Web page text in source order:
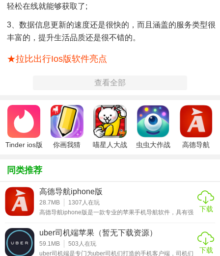
轻松在线就能够获取了;
3、数据信息更新的速度还是很快的，而且涵盖的服务类型很
丰富的，提升生活品质还是很不错的。
★拉比出行ios版软件亮点
1、让大家准确了解最新数据，给用户生活带来更多便利;
变出行计划;
3、有很多信息可以自由查看。一定有你想知道的数据，随时
可以线上查询。
轻松了解;
2、使用起来非常的方便，所有信息都直接呈现给每个用户并
3、用户可以在手机上获取最新的生活数据，让您更好地出
查看全部
Tinder ios版
你画我猜
喵星人大战
虫虫大作战
高德导航
同类推荐
高德导航iphone版
28.7MB 1307 人在玩
高德导航iphone版是一款专业的苹果手机导航软件，具有强
用扁平化设计，更适合开车时候的导航操作习惯。高德导航
iphone版支持精准化搜索，在导航中的路线规划以及避免拥
堵和限行等效果都非常棒。软件采用明星语音导航，你可以
选择林志玲、郭德纲、周星星等语音进行导航播报，带给你
下载
uber司机端苹果（暂无下载资源）
59.1MB 503 人在玩
uber司机端是专门为uber司机们打造的手机客户端，司机们
下载